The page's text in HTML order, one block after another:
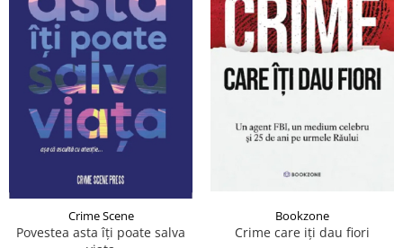
Crime Scene
Povestea asta îți poate salva
Bookzone
Crime care iți dau fiori